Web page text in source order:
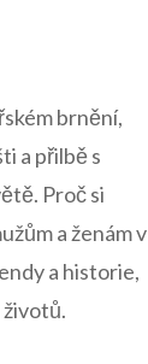
brnění,
a přilbě⁢ s
Proč si
a ženám v
a historie,